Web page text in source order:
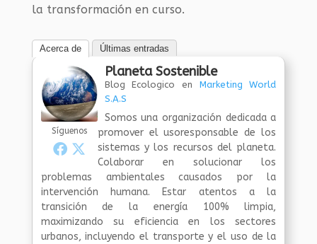
la transformación en curso.
Acerca de Últimas entradas
Síguenos
Planeta Sostenible
Blog Ecologico en Marketing World
S.A.S
Somos una organización dedicada a
promover el usoresponsable de los
sistemas y los recursos del planeta.
Colaborar en solucionar los
problemas ambientales causados por la
intervención humana. Estar atentos a la
transición de la energía 100% limpia,
maximizando su eficiencia en los sectores
urbanos, incluyendo el transporte y el uso de la